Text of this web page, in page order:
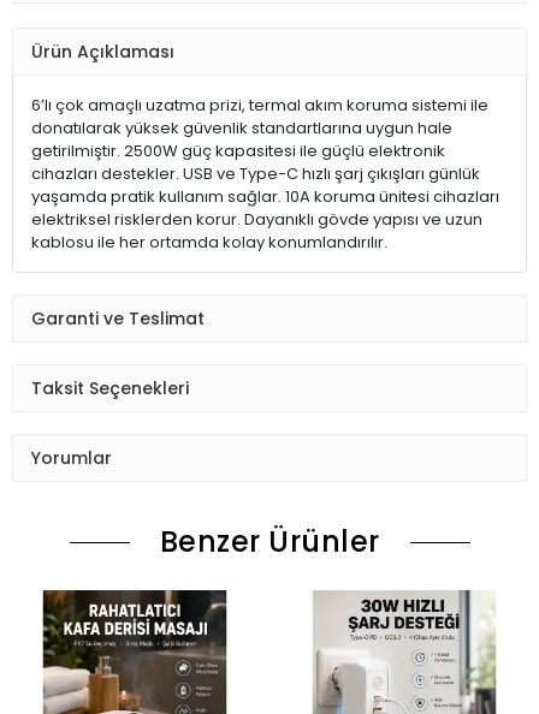
Ürün Açıklaması
6’lı çok amaçlı uzatma prizi, termal akım koruma sistemi ile
donatılarak yüksek güvenlik standartlarına uygun hale
getirilmiştir. 2500W güç kapasitesi ile güçlü elektronik
cihazları destekler. USB ve Type-C hızlı şarj çıkışları günlük
yaşamda pratik kullanım sağlar. 10A koruma ünitesi cihazları
elektriksel risklerden korur. Dayanıklı gövde yapısı ve uzun
kablosu ile her ortamda kolay konumlandırılır.
Garanti ve Teslimat
Taksit Seçenekleri
Yorumlar
Benzer Ürünler